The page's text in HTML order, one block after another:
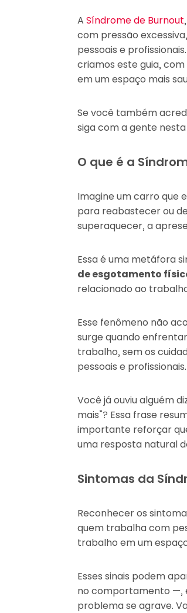
A Síndrome de Burnout
com pressão
pessoais e
criamos este guia,
em um espaço mais
Se você também
siga com a gente
O que é a
Imagine um carro que
para reabastecer ou
superaquecer, a
Essa é uma metáfora
de esgotamento
relacionado ao
Esse fenômeno não
surge quando
trabalho, sem os
pessoais e profissionais.
Você já ouviu alguém
mais”? Essa frase
importante reforçar
uma resposta natural
Sintomas da
Reconhecer os
quem trabalha com
trabalho em um
Esses sinais podem
no comportamento —,
problema se agrave.